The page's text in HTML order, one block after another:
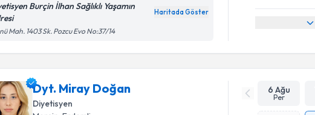
Burçin İlhan Sağlıklı Yaşamın
Haritada Göster
Mah. 1403 Sk. Pozcu Evo No:37/14
Dyt. Miray Doğan
Diyetisyen
6 Ağu
Per